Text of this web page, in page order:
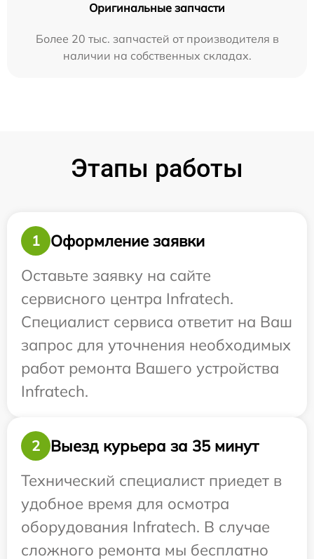
Оригинальные запчасти
Более 20 тыс. запчастей от производителя в
наличии на собственных складах.
Этапы работы
1
Оформление заявки
Оставьте заявку на сайте
сервисного центра Infratech.
Специалист сервиса ответит на Ваш
запрос для уточнения необходимых
работ ремонта Вашего устройства
Infratech.
2
Выезд курьера за 35 минут
Технический специалист приедет в
удобное время для осмотра
оборудования Infratech. В случае
сложного ремонта мы бесплатно